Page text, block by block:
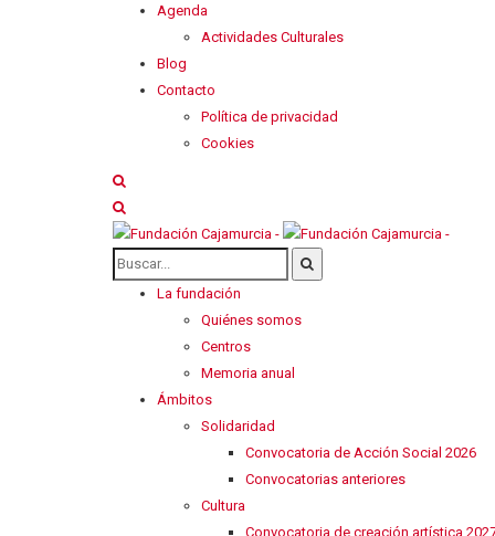
Agenda
Actividades Culturales
Blog
Contacto
Política de privacidad
Cookies
La fundación
Quiénes somos
Centros
Memoria anual
Ámbitos
Solidaridad
Convocatoria de Acción Social 2026
Convocatorias anteriores
Cultura
Convocatoria de creación artística